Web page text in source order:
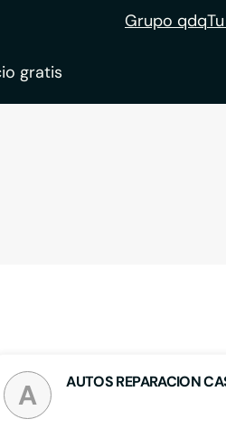
Grupo qdq
gratis
A AUTOS REPARACION